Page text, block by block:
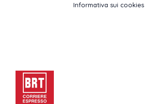
Informativa sui cookies